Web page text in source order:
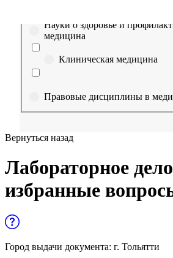
Науки о здоровье и
медицина
Клиническая медицина
Правовые дисциплины в
медицине
Образование и
Вернуться назад
Лабораторное
избранные
Город выдачи документа: г. Тольятти